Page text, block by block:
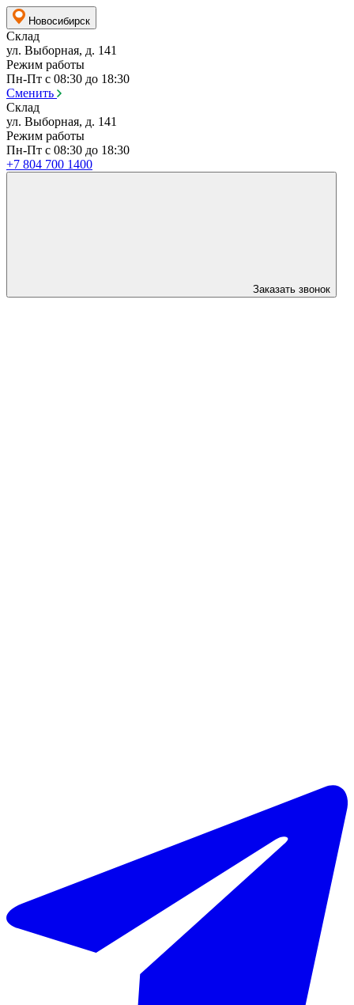
Новосибирск
Склад
ул. Выборная, д. 141
Режим работы
Пн-Пт с 08:30 до 18:30
Сменить
Склад
ул. Выборная, д. 141
Режим работы
Пн-Пт с 08:30 до 18:30
+7 804 700 1400
Заказать звонок